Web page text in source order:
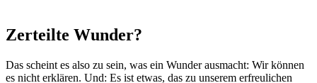
Zerteilte Wunder?
Das scheint es also zu sein, was ein Wunder ausmacht: Wir können
es nicht erklären. Und: Es ist etwas, das zu unserem erfreulichen